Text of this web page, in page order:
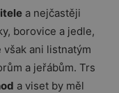
a nejčastěji
borovice a jedle,
však ani listnatým
a jeřábům. Trs
a viset by měl